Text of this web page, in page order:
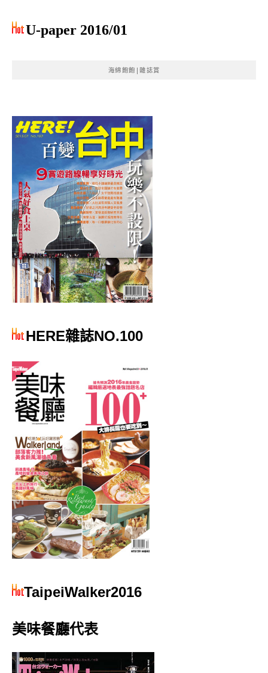
U-paper 2016/01
海綿飽飽|雜誌賞
HERE雜誌NO.100
TaipeiWalker2016
美味餐廳代表